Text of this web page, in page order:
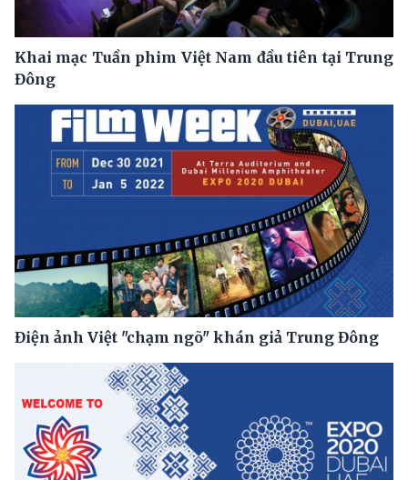
Khai mạc Tuần phim Việt Nam đầu tiên tại Trung
Đông
Điện ảnh Việt "chạm ngõ" khán giả Trung Đông